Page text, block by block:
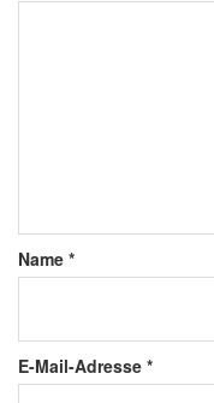
Name *
E-Mail-Adresse *